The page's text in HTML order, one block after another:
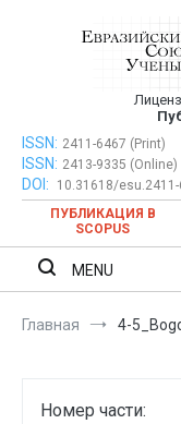
Евразийский Союз
ISSN: 2411-6467 (Print)
ISSN: 2413-9335 (Online)
DOI:
10.31618/esu.2411-
ПУБЛИКАЦИЯ В
SCOPUS
MENU
Главная 4-
Номер части: